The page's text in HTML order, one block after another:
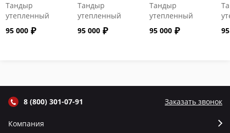
Тандыр
утепленный
"Сармат" с
откидной
95 000
Тандыр
утепленный
"Сармат" с
откидной
95 000
Тандыр
утепленный
"Сармат" с
откидной
95 000
8 (800) 301-07-91 Заказать звонок
Компания